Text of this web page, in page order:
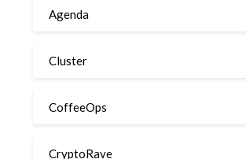
Agenda
Cluster
CoffeeOps
CryptoRave